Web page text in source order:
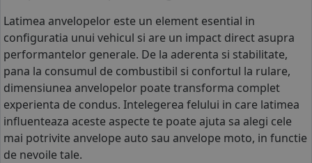
BLOG
B2B - COLABORARE COMPANII
CONT
CONTACT
COS (
0 PRODUSE
Latimea anvelopelor este un element esential in
configuratia unui vehicul si are un impact direct asupra
performantelor generale. De la aderenta si stabilitate,
pana la consumul de combustibil si confortul la rulare,
dimensiunea anvelopelor poate transforma complet
experienta de condus. Intelegerea felului in care latimea
influenteaza aceste aspecte te poate ajuta sa alegi cele
mai potrivite anvelope auto sau anvelope moto, in functie
de nevoile tale.